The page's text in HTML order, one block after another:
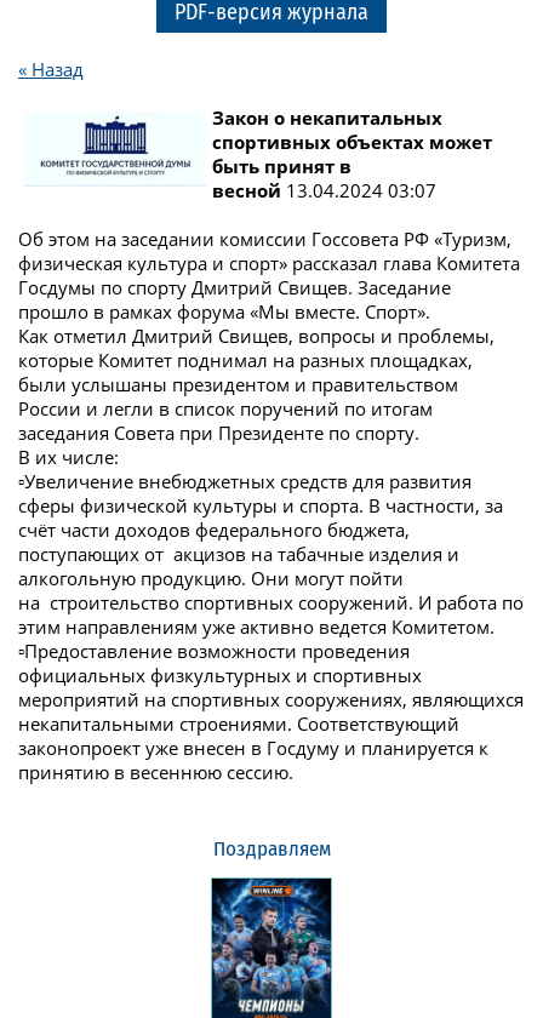
PDF-версия журнала
« Назад
Закон о некапитальных
спортивных объектах может
быть принят в
весной 13.04.2024 03:07
Об этом на заседании комиссии Госсовета РФ «Туризм,
физическая культура и спорт» рассказал глава Комитета
Госдумы по спорту Дмитрий Свищев. Заседание
прошло в рамках форума «Мы вместе. Спорт».
Как отметил Дмитрий Свищев, вопросы и проблемы,
которые Комитет поднимал на разных площадках,
были услышаны президентом и правительством
России и легли в список поручений по итогам
заседания Совета при Президенте по спорту.
В их числе:
▫️Увеличение внебюджетных средств для развития
сферы физической культуры и спорта. В частности, за
счёт части доходов федерального бюджета,
поступающих от акцизов на табачные изделия и
алкогольную продукцию. Они могут пойти
на строительство спортивных сооружений. И работа по
этим направлениям уже активно ведется Комитетом.
▫️Предоставление возможности проведения
официальных физкультурных и спортивных
мероприятий на спортивных сооружениях, являющихся
некапитальными строениями. Соответствующий
законопроект уже внесен в Госдуму и планируется к
принятию в весеннюю сессию.
Поздравляем